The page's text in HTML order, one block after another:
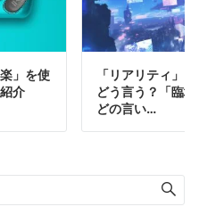
」を使
介
「リアリティ」
どう言う？「臨
どの言い…